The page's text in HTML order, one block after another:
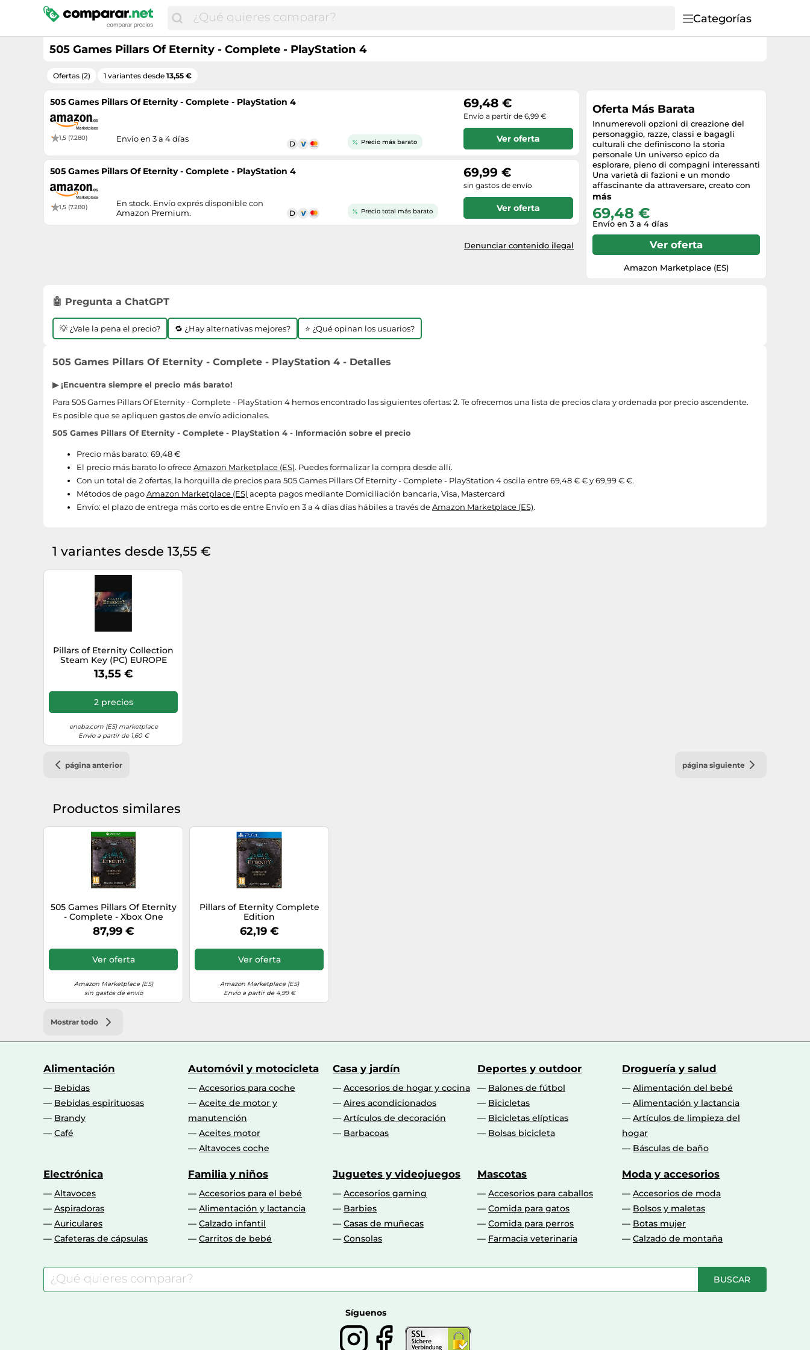
Categorías
505 Games Pillars Of Eternity - Complete - PlayStation 4
Ofertas (2) 1 variantes desde 13,55 €
505 Games Pillars Of Eternity - Complete - PlayStation 4
1,5 (7.280)
Precio más barato
Envío en 3 a 4 días
69,48 €
Envío a partir de 6,99 €
Ver oferta
505 Games Pillars Of Eternity - Complete - PlayStation 4
1,5 (7.280)
Precio total más barato
En stock. Envío exprés disponible con
Amazon Premium.
69,99 €
sin gastos de envío
Ver oferta
Denunciar contenido ilegal
Oferta Más Barata
Innumerevoli opzioni di creazione del
personaggio, razze, classi e bagagli
culturali che definiscono la storia
personale Un universo epico da
esplorare, pieno di compagni interessanti
Una varietà di fazioni e un mondo
affascinante da attraversare, creato con
passione Nuova interfaccia e comandi
su console e per lo schermo televisivo,
Plataformas: PlayStation 4
más
69,48 €
Envío en 3 a 4 días
Ver oferta
Amazon Marketplace (ES)
🤖 Pregunta a ChatGPT
💡 ¿Vale la pena el precio? 🔁 ¿Hay alternativas mejores? ⭐ ¿Qué opinan los usuarios?
505 Games Pillars Of Eternity - Complete - PlayStation 4 - Detalles
▶ ¡Encuentra siempre el precio más barato!
Para 505 Games Pillars Of Eternity - Complete - PlayStation 4 hemos encontrado las siguientes ofertas: 2. Te ofrecemos una lista de precios clara y ordenada por precio ascendente.
Es posible que se apliquen gastos de envío adicionales.
505 Games Pillars Of Eternity - Complete - PlayStation 4 - Información sobre el precio
Precio más barato: 69,48 €
El precio más barato lo ofreceAmazon Marketplace (ES). Puedes formalizar la compra desde allí.
Con un total de 2 ofertas, la horquilla de precios para 505 Games Pillars Of Eternity - Complete - PlayStation 4 oscila entre 69,48 € € y 69,99 € €.
Métodos de pagoAmazon Marketplace (ES) acepta pagos mediante Domiciliación bancaria, Visa, Mastercard
Envío: el plazo de entrega más corto es de entre Envío en 3 a 4 días días hábiles a través deAmazon Marketplace (ES).
1 variantes desde 13,55 €
Pillars of Eternity Collection
Steam Key (PC) EUROPE
13,55 €
2 precios
eneba.com (ES) marketplace
Envío a partir de 1,60 €
página anterior página siguiente
Productos similares
505 Games Pillars Of Eternity
- Complete - Xbox One
87,99 €
Ver oferta
Amazon Marketplace (ES)
sin gastos de envío
Pillars of Eternity Complete
Edition
62,19 €
Ver oferta
Amazon Marketplace (ES)
Envío a partir de 4,99 €
Mostrar todo
Alimentación
Bebidas
Bebidas espirituosas
Brandy
Café
Automóvil y motocicleta
Accesorios para coche
Aceite de motor y
manutención
Aceites motor
Altavoces coche
Casa y jardín
Accesorios de hogar y cocina
Aires acondicionados
Artículos de decoración
Barbacoas
Deportes y outdoor
Balones de fútbol
Bicicletas
Bicicletas elípticas
Bolsas bicicleta
Droguería y salud
Alimentación del bebé
Alimentación y lactancia
Artículos de limpieza del
hogar
Básculas de baño
Electrónica
Altavoces
Aspiradoras
Auriculares
Cafeteras de cápsulas
Familia y niños
Accesorios para el bebé
Alimentación y lactancia
Calzado infantil
Carritos de bebé
Juguetes y videojuegos
Accesorios gaming
Barbies
Casas de muñecas
Consolas
Mascotas
Accesorios para caballos
Comida para gatos
Comida para perros
Farmacia veterinaria
Moda y accesorios
Accesorios de moda
Bolsos y maletas
Botas mujer
Calzado de montaña
BUSCAR
Síguenos